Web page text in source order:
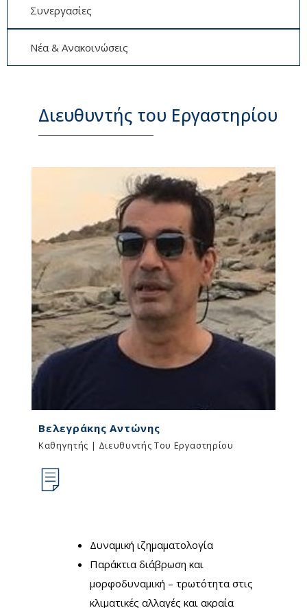
Συνεργασίες
Νέα & Ανακοινώσεις
Διευθυντής του Εργαστηρίου
Βελεγράκης Αντώνης
Καθηγητής | Διευθυντής Του Εργαστηρίου
Δυναμική ιζημαματολογία
Παράκτια διάβρωση και
μορφοδυναμική – τρωτότητα στις
κλιματικές αλλαγές και ακραία